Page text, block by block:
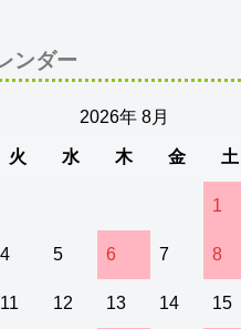
ンダー
2026年 8月
火 水 木 金 土
1
4 5 6 7 8
11 12 13 14 15